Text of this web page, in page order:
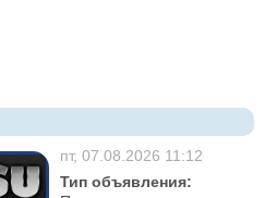
пт, 07.08.2026 11:12
Тип объявления: